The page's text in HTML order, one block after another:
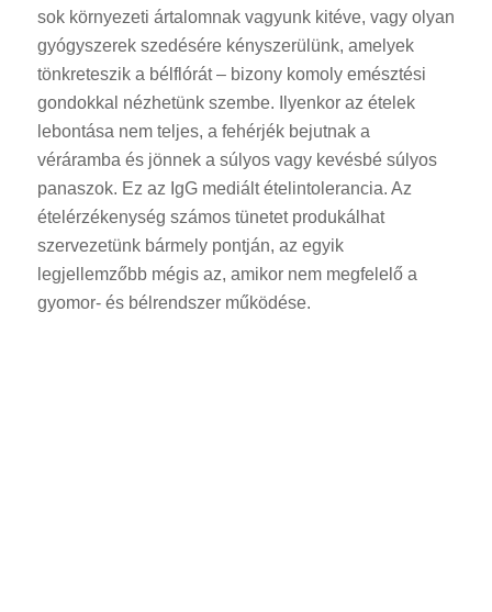
sok környezeti ártalomnak vagyunk kitéve, vagy olyan
gyógyszerek szedésére kényszerülünk, amelyek
tönkreteszik a bélflórát – bizony komoly emésztési
gondokkal nézhetünk szembe. Ilyenkor az ételek
lebontása nem teljes, a fehérjék bejutnak a
véráramba és jönnek a súlyos vagy kevésbé súlyos
panaszok. Ez az IgG mediált ételintolerancia. Az
ételérzékenység számos tünetet produkálhat
szervezetünk bármely pontján, az egyik
legjellemzőbb mégis az, amikor nem megfelelő a
gyomor- és bélrendszer működése.